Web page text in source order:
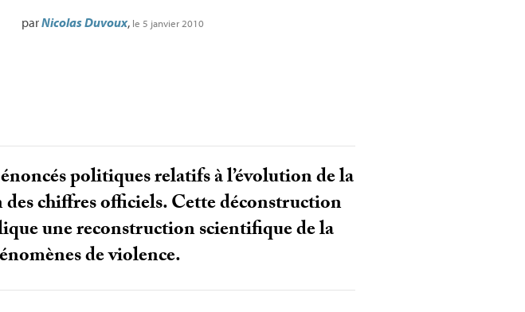
parNicolas Duvoux, le 5 janvier 2010
politiques relatifs à l’évolution de la
chiffres officiels. Cette déconstruction
une reconstruction scientifique de la
de violence.